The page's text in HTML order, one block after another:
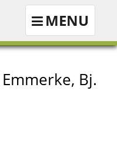
Navigation
ein-/ausblenden
MENU
Bj.